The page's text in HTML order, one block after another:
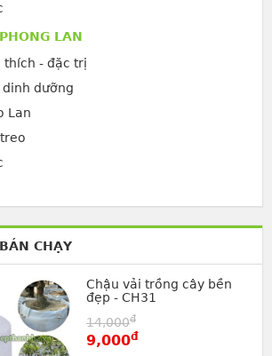
LAN
thích - đặc trị
dinh dưỡng
Lan
CHẠY
Chậu vải trồng cây bền
đẹp - CH31
14,000đ
9,000đ